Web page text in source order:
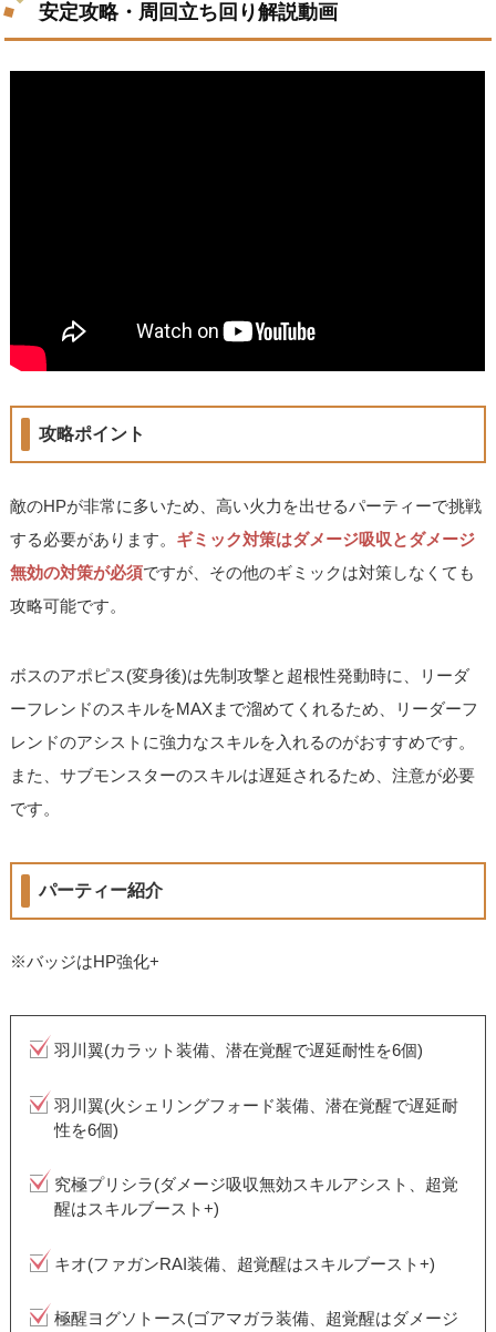
安定攻略・周回立ち回り解説動画
攻略ポイント
敵のHPが非常に多いため、高い火力を出せるパーティーで挑戦
する必要があります。 ギミック対策はダメージ吸収とダメージ
無効の対策が必須ですが、その他のギミックは対策しなくても
攻略可能です。
ボスのアポピス(変身後)は先制攻撃と超根性発動時に、リーダ
ーフレンドのスキルをMAXまで溜めてくれるため、リーダーフ
レンドのアシストに強力なスキルを入れるのがおすすめです。
また、サブモンスターのスキルは遅延されるため、注意が必要
です。
パーティー紹介
※バッジはHP強化+
羽川翼(カラット装備、潜在覚醒で遅延耐性を6個)
羽川翼(火シェリングフォード装備、潜在覚醒で遅延耐
性を6個)
究極プリシラ(ダメージ吸収無効スキルアシスト、超覚
醒はスキルブースト+)
キオ(ファガンRAI装備、超覚醒はスキルブースト+)
極醒ヨグソトース(ゴアマガラ装備、超覚醒はダメージ